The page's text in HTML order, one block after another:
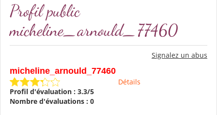
Profil public
micheline_arnould_77460
Signalez un abus
micheline_arnould_77460
Détails
Profil d'évaluation : 3.3/5
Nombre d'évaluations : 0